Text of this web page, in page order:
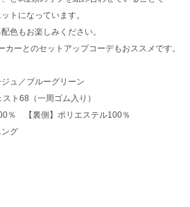
トになっています。
色もお楽しみください。
カーとのセットアップコーデもおススメです。
ュ／ブルーグリーン
ト68（一周ゴム入り）
％ 【裏側】ポリエステル100％
グ